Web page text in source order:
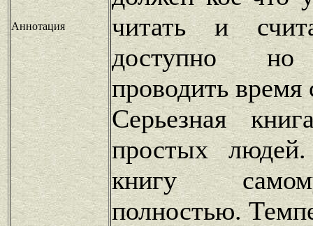
Аннотация
читать и
доступно но
проводить время
Серьезная
простых
книгу
полностью.